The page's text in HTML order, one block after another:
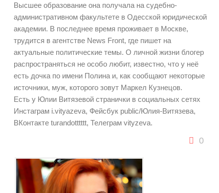
Высшее образование она получала на судебно-
административном факультете в Одесской юридической
академии. В последнее время проживает в Москве,
трудится в агентстве News Front, где пишет на
актуальные политические темы. О личной жизни блогер
распространяться не особо любит, известно, что у неё
есть дочка по имени Полина и, как сообщают некоторые
источники, муж, которого зовут Маркел Кузнецов.
Есть у Юлии Витязевой странички в социальных сетях
Инстаграм i.vityazeva, Фейсбук public/Юлия-Витязева,
ВКонтакте turandotttttt, Телеграм vityzeva.
0